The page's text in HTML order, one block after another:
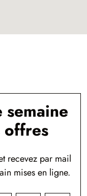
semaine
offres
recevez par mail
mises en ligne.